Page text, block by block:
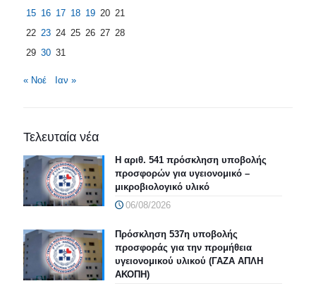
15 16 17 18 19 20 21
22 23 24 25 26 27 28
29 30 31
« Νοέ Ιαν »
Τελευταία νέα
Η αριθ. 541 πρόσκληση υποβολής
προσφορών για υγειονομικό –
μικροβιολογικό υλικό
06/08/2026
Πρόσκληση 537η υποβολής
προσφοράς για την προμήθεια
υγειονομικού υλικού (ΓΑΖΑ ΑΠΛΗ
ΑΚΟΠΗ)